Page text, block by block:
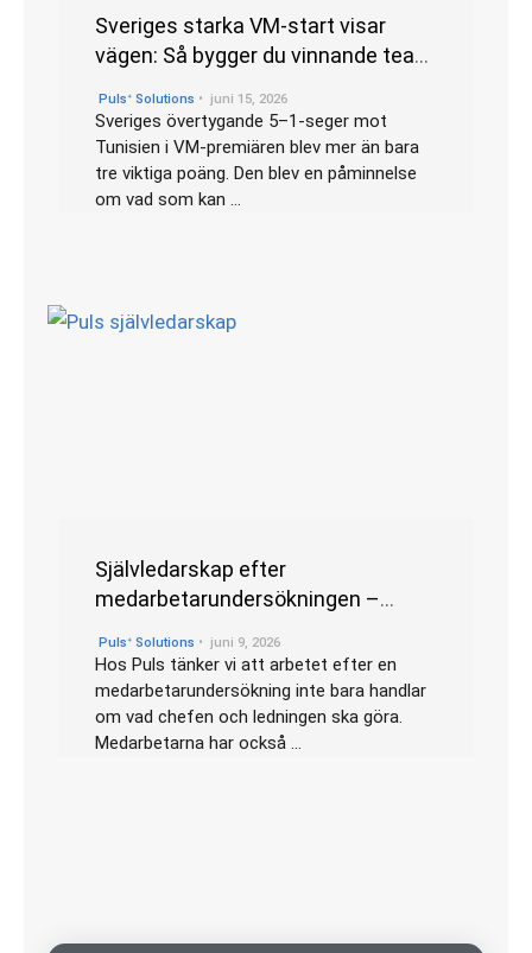
Sveriges starka VM-start visar
vägen: Så bygger du vinnande team
ledarskap
Pulsᐩ Solutions • juni 15, 2026
Sveriges övertygande 5–1-seger mot
Tunisien i VM-premiären blev mer än bara
tre viktiga poäng. Den blev en påminnelse
om vad som kan …
Självledarskap efter
medarbetarundersökningen –
Pulsᐩ Solutions • juni 9, 2026
Hos Puls tänker vi att arbetet efter en
medarbetarundersökning inte bara handlar
om vad chefen och ledningen ska göra.
Medarbetarna har också …